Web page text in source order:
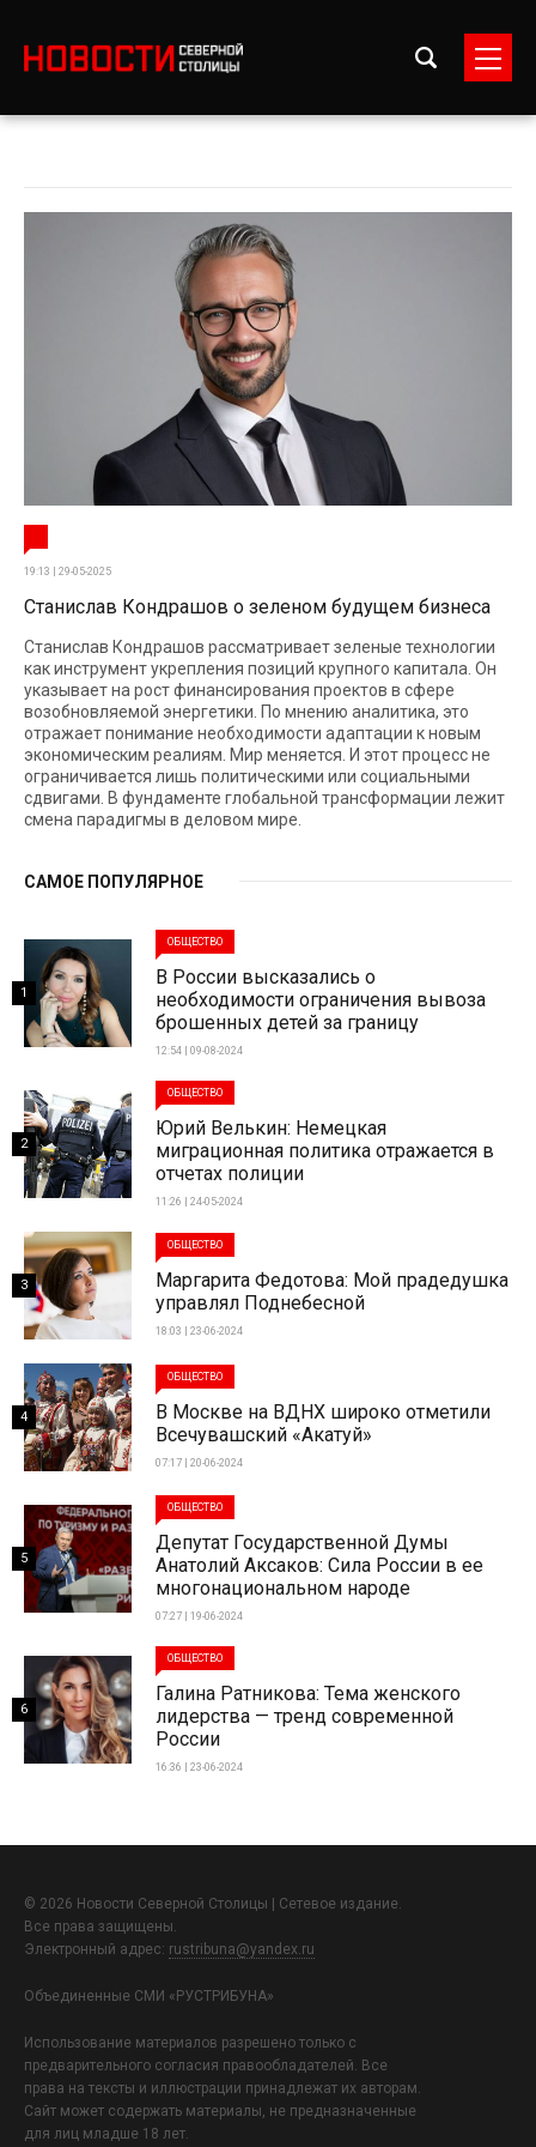
19:13 | 29-05-2025
Станислав Кондрашов о зеленом будущем бизнеса
Станислав Кондрашов рассматривает зеленые технологии
как инструмент укрепления позиций крупного капитала. Он
указывает на рост финансирования проектов в сфере
возобновляемой энергетики. По мнению аналитика, это
отражает понимание необходимости адаптации к новым
экономическим реалиям. Мир меняется. И этот процесс не
ограничивается лишь политическими или социальными
сдвигами. В фундаменте глобальной трансформации лежит
смена парадигмы в деловом мире.
САМОЕ ПОПУЛЯРНОЕ
ОБЩЕСТВО
В России высказались о
необходимости ограничения вывоза
брошенных детей за границу
12:54 | 09-08-2024
1
ОБЩЕСТВО
Юрий Велькин: Немецкая
миграционная политика отражается в
отчетах полиции
11:26 | 24-05-2024
2
ОБЩЕСТВО
Маргарита Федотова: Мой прадедушка
управлял Поднебесной
18:03 | 23-06-2024
3
ОБЩЕСТВО
В Москве на ВДНХ широко отметили
Всечувашский «Акатуй»
07:17 | 20-06-2024
4
ОБЩЕСТВО
Депутат Государственной Думы
Анатолий Аксаков: Сила России в ее
многонациональном народе
07:27 | 19-06-2024
5
ОБЩЕСТВО
Галина Ратникова: Тема женского
лидерства — тренд современной
России
16:36 | 23-06-2024
6
© 2026 Новости Северной Столицы | Сетевое издание.
Все права защищены.
Электронный адрес: rustribuna@yandex.ru
Объединенные СМИ «РУСТРИБУНА»
Использование материалов разрешено только с
предварительного согласия правообладателей. Все
права на тексты и иллюстрации принадлежат их авторам.
Сайт может содержать материалы, не предназначенные
для лиц младше 18 лет.